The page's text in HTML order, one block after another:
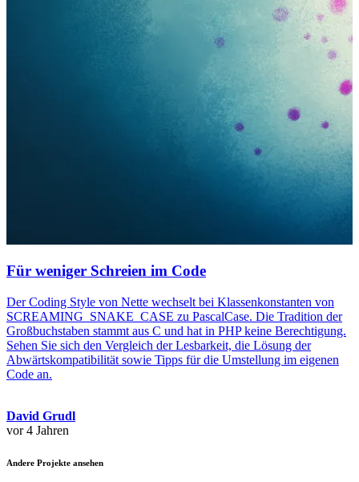
Für weniger Schreien im Code
Der Coding Style von Nette wechselt bei Klassenkonstanten von
SCREAMING_SNAKE_CASE zu PascalCase. Die Tradition der
Großbuchstaben stammt aus C und hat in PHP keine Berechtigung.
Sehen Sie sich den Vergleich der Lesbarkeit, die Lösung der
Abwärtskompatibilität sowie Tipps für die Umstellung im eigenen
Code an.
David Grudl
vor 4 Jahren
Andere Projekte ansehen